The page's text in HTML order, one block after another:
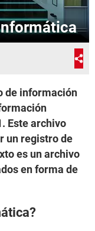
de información
Este archivo
un registro de
es un archivo
en forma de